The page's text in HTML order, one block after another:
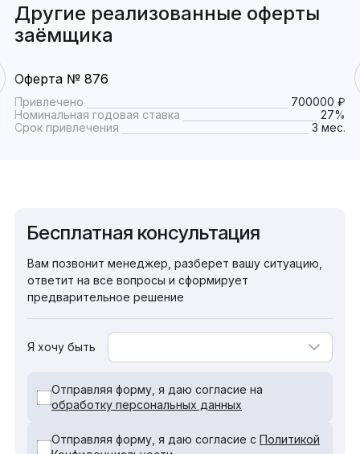
Другие реализованные оферты
заёмщика
Оферта № 876
Привлечено
700000 ₽
Номинальная годовая ставка
27%
Срок привлечения
3 мес.
Бесплатная консультация
Вам позвонит менеджер, разберет вашу ситуацию,
ответит на все вопросы и сформирует
предварительное решение
Я хочу быть
Отправляя форму, я даю согласие на
обработку персональных данных
Отправляя форму, я даю согласие с Политикой